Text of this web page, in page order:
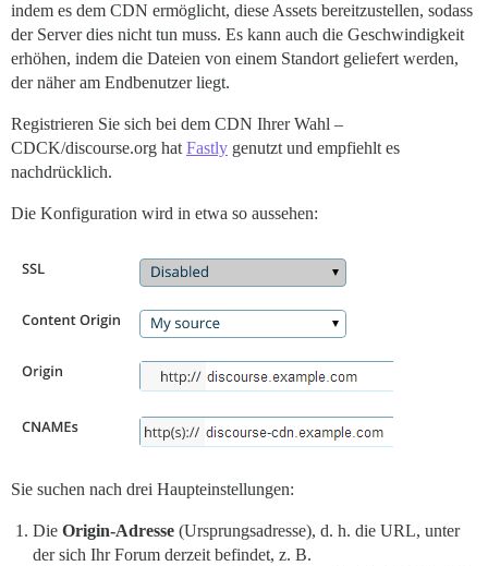
indem es dem CDN ermöglicht, diese Assets bereitzustellen, sodass
der Server dies nicht tun muss. Es kann auch die Geschwindigkeit
erhöhen, indem die Dateien von einem Standort geliefert werden,
der näher am Endbenutzer liegt.
Registrieren Sie sich bei dem CDN Ihrer Wahl –
CDCK/discourse.org hat Fastly genutzt und empfiehlt es
nachdrücklich.
Die Konfiguration wird in etwa so aussehen:
Sie suchen nach drei Haupteinstellungen:
Die Origin-Adresse (Ursprungsadresse), d. h. die URL, unter
der sich Ihr Forum derzeit befindet, z. B.